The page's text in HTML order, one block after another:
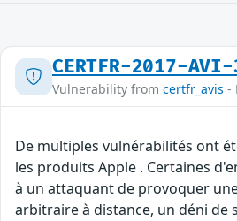
CERTFR-2017-AVI-
Vulnerability from certfr_avis -
De multiples vulnérabilités ont
les produits Apple . Certaines
à un attaquant de provoquer
arbitraire à distance, un déni de